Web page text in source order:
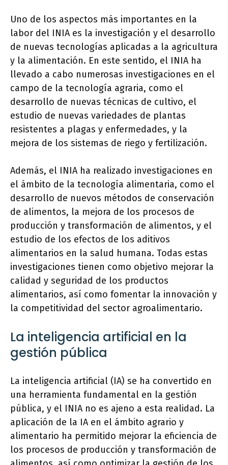
Uno de los aspectos más importantes en la
labor del INIA es la investigación y el desarrollo
de nuevas tecnologías aplicadas a la agricultura
y la alimentación. En este sentido, el INIA ha
llevado a cabo numerosas investigaciones en el
campo de la tecnología agraria, como el
desarrollo de nuevas técnicas de cultivo, el
estudio de nuevas variedades de plantas
resistentes a plagas y enfermedades, y la
mejora de los sistemas de riego y fertilización.
Además, el INIA ha realizado investigaciones en
el ámbito de la tecnología alimentaria, como el
desarrollo de nuevos métodos de conservación
de alimentos, la mejora de los procesos de
producción y transformación de alimentos, y el
estudio de los efectos de los aditivos
alimentarios en la salud humana. Todas estas
investigaciones tienen como objetivo mejorar la
calidad y seguridad de los productos
alimentarios, así como fomentar la innovación y
la competitividad del sector agroalimentario.
La inteligencia artificial en la
gestión pública
La inteligencia artificial (IA) se ha convertido en
una herramienta fundamental en la gestión
pública, y el INIA no es ajeno a esta realidad. La
aplicación de la IA en el ámbito agrario y
alimentario ha permitido mejorar la eficiencia de
los procesos de producción y transformación de